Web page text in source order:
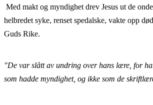
Med makt og myndighet drev Jesus ut de
helbredet syke, renset spedalske, vakte opp
Guds Rike.
"De var slått av undring over hans lære, for
som hadde myndighet, og ikke som de